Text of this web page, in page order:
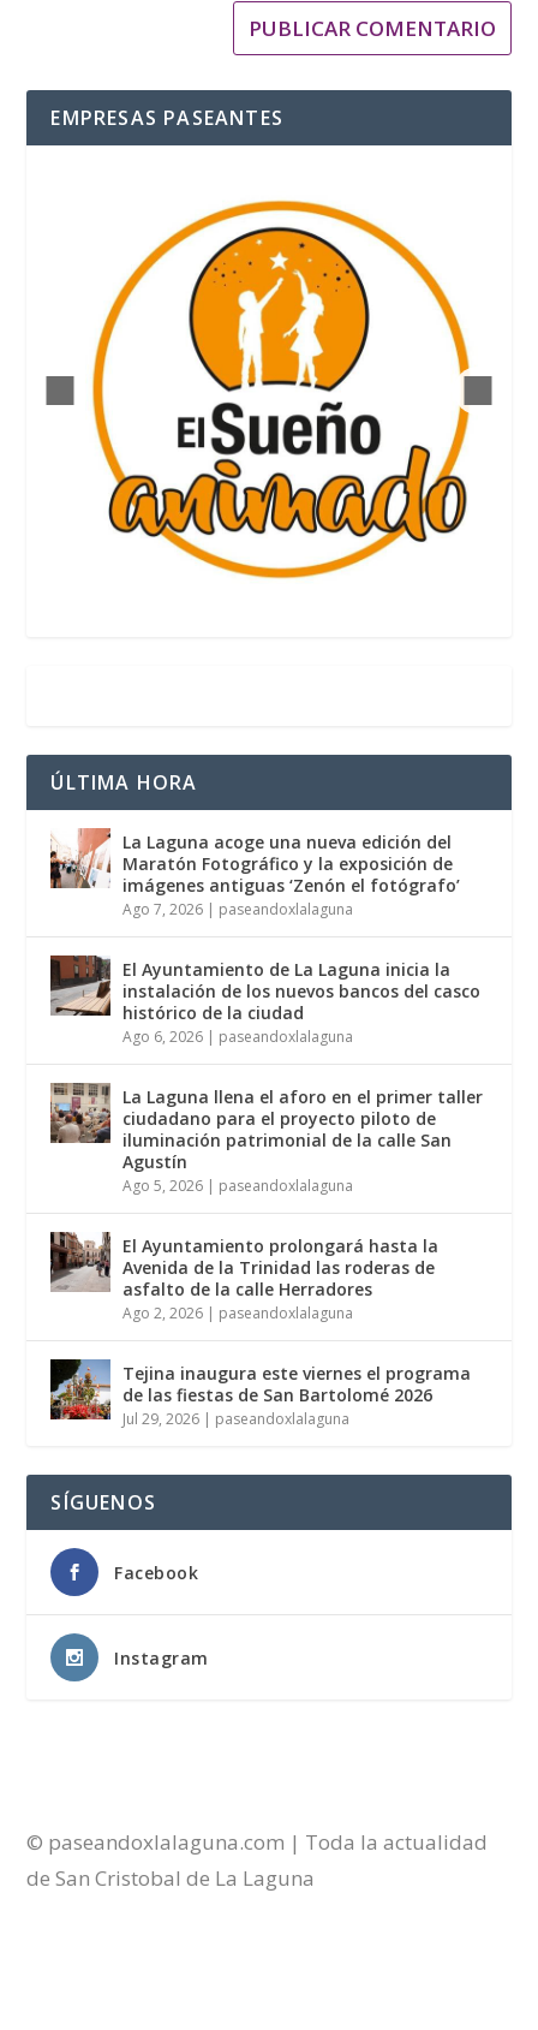
EMPRESAS PASEANTES
ÚLTIMA HORA
La Laguna acoge una nueva edición del
Maratón Fotográfico y la exposición de
imágenes antiguas ‘Zenón el fotógrafo’
Ago 7, 2026 | paseandoxlalaguna
El Ayuntamiento de La Laguna inicia la
instalación de los nuevos bancos del casco
histórico de la ciudad
Ago 6, 2026 | paseandoxlalaguna
La Laguna llena el aforo en el primer taller
ciudadano para el proyecto piloto de
iluminación patrimonial de la calle San
Agustín
Ago 5, 2026 | paseandoxlalaguna
El Ayuntamiento prolongará hasta la
Avenida de la Trinidad las roderas de
asfalto de la calle Herradores
Ago 2, 2026 | paseandoxlalaguna
Tejina inaugura este viernes el programa
de las fiestas de San Bartolomé 2026
Jul 29, 2026 | paseandoxlalaguna
SÍGUENOS
Facebook
Instagram
© paseandoxlalaguna.com | Toda la actualidad
de San Cristobal de La Laguna